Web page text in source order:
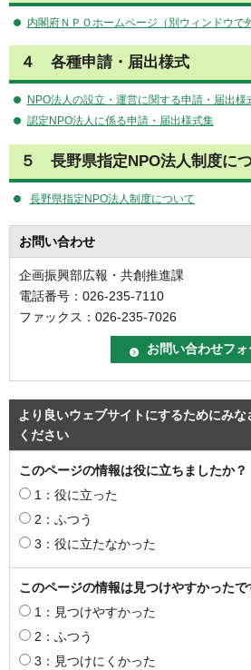
内閣府ＮＰＯホームページ（別ウィンドウで
４ 各種申請・届出様式
NPO法人の設立・運営に関する申請・届出様
認定NPO法人に係る申請・届出様式集
５ 長野県指定NPO法人制度に
長野県指定NPO法人制度について
お問い合わせ
企画振興部広報・共創推進課
電話番号：026-235-7110
ファックス：026-235-7026
より良いウェブサイトにするためにみ
ください
このページの情報は役に立ちましたか？
1：役に立った
2：ふつう
3：役に立たなかった
このページの情報は見つけやすかったで
1：見つけやすかった
2：ふつう
3：見つけにくかった